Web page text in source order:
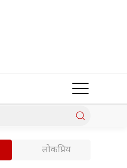
लोकप्रिय